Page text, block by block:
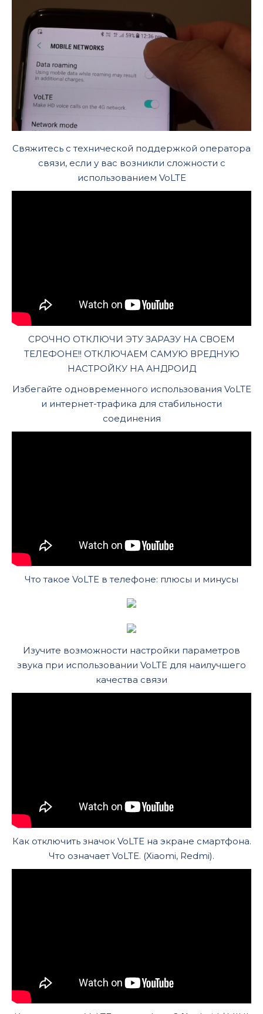
Свяжитесь с технической поддержкой оператора
связи, если у вас возникли сложности с
использованием VoLTE
СРОЧНО ОТКЛЮЧИ ЭТУ ЗАРАЗУ НА СВОЕМ
ТЕЛЕФОНЕ!! ОТКЛЮЧАЕМ САМУЮ ВРЕДНУЮ
НАСТРОЙКУ НА АНДРОИД
Избегайте одновременного использования VoLTE
и интернет-трафика для стабильности
соединения
Что такое VoLTE в телефоне: плюсы и минусы
Изучите возможности настройки параметров
звука при использовании VoLTE для наилучшего
качества связи
Как отключить значок VoLTE на экране смартфона.
Что означает VoLTE. (Xiaomi, Redmi).